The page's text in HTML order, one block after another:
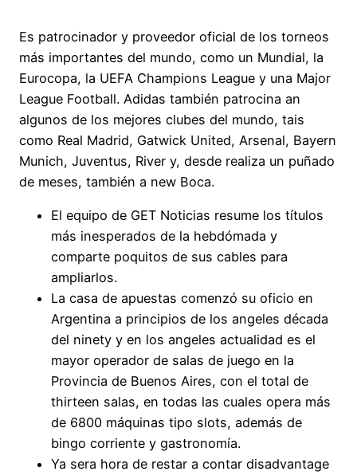
Es patrocinador y proveedor oficial de los torneos
más importantes del mundo, como un Mundial, la
Eurocopa, la UEFA Champions League y una Major
League Football. Adidas también patrocina an
algunos de los mejores clubes del mundo, tais
como Real Madrid, Gatwick United, Arsenal, Bayern
Munich, Juventus, River y, desde realiza un puñado
de meses, también a new Boca.
El equipo de GET Noticias resume los títulos
más inesperados de la hebdómada y
comparte poquitos de sus cables para
ampliarlos.
La casa de apuestas comenzó su oficio en
Argentina a principios de los angeles década
del ninety y en los angeles actualidad es el
mayor operador de salas de juego en la
Provincia de Buenos Aires, con el total de
thirteen salas, en todas las cuales opera más
de 6800 máquinas tipo slots, además de
bingo corriente y gastronomía.
Ya sera hora de restar a contar disadvantage